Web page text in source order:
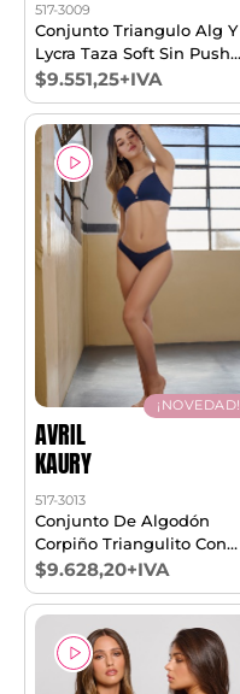
517-3009
Conjunto Triangulo Alg Y
Lycra Taza Soft Sin Push
Up Y Vedetina T85/100
$9.551,25+IVA
¡NOVEDAD!
AVRIL
KAURY
517-3013
Conjunto De Algodón
Corpiño Triangulito Con
Taza Soft Sin Push Up Y
Cola Less T85/100
$9.628,20+IVA